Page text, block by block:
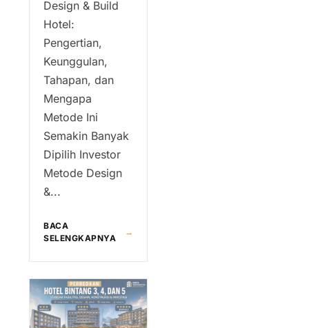
Design & Build
Hotel:
Pengertian,
Keunggulan,
Tahapan, dan
Mengapa
Metode Ini
Semakin Banyak
Dipilih Investor
Metode Design
&...
BACA
SELENGKAPNYA
→